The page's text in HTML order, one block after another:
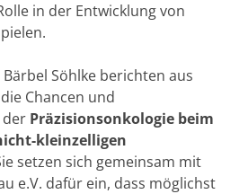
in der Entwicklung von
Söhlke berichten aus
Chancen und
Präzisionsonkologie beim
kleinzelligen
setzen sich gemeinsam mit
e.V. dafür ein, dass möglichst